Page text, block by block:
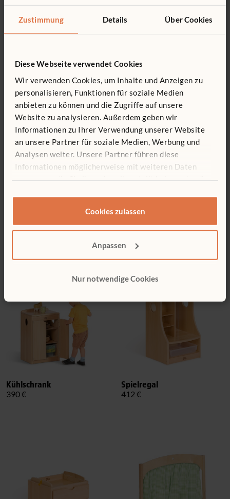
Zustimmung Details Über Cookies
Diese Webseite verwendet Cookies
Wir verwenden Cookies, um Inhalte und Anzeigen zu
personalisieren, Funktionen für soziale Medien
anbieten zu können und die Zugriffe auf unsere
Website zu analysieren. Außerdem geben wir
Informationen zu Ihrer Verwendung unserer Website
an unsere Partner für soziale Medien, Werbung und
Analysen weiter. Unsere Partner führen diese
Informationen möglicherweise mit weiteren Daten
zusammen, die Sie ihnen bereitgestellt haben oder die
Cookies zulassen
Anpassen
Nur notwendige Cookies
Spüle und
Schubladenelement
Kleiner Herd
351 €
568 €
334 €
Kühlschrank
390 €
Spielregal
412 €